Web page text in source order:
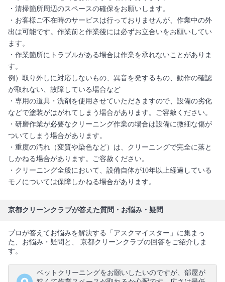
・清掃箇所周辺のスペースの確保をお願いします。
・お客様ご不在時のサービスは行っておりませんが、作業中の外
出は可能です。作業前と作業後には必ずお立合いをお願いしてい
ます。
・作業箇所にトラブルがある場合は作業を承れないことがありま
す。
例）取り外しに対応しないもの、異音を発するもの、動作の確認
が取れない、故障している場合など
・専用の道具・洗剤を使用させていただきますので、設備の劣化
などで塗装がはがれてしまう場合があります。ご容赦ください。
・研磨作業が必要なクリーニング作業の場合は設備に微細な傷が
ついてしまう場合があります。
・重度の汚れ（変質や染色など）は、クリーニングで完全に落と
しかねる場合があります。ご容赦ください。
・クリーニング全般において、設備自体が10年以上経過している
モノについては保障しかねる場合があります。
京都クリーンクラブが答えた質問・お悩み・疑問
プロが答えてお悩みを解決する「アスクマイスター」に集まっ
た、お悩み・疑問と、 京都クリーンクラブの回答をご紹介しま
す。
ベットクリーニングをお願いしたいのですが、部屋が